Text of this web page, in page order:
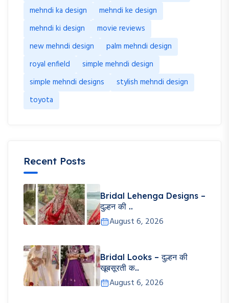
mehndi ka design
mehndi ke design
mehndi ki design
movie reviews
new mehndi design
palm mehndi design
royal enfield
simple mehndi design
simple mehndi designs
stylish mehndi design
toyota
Recent Posts
Bridal Lehenga Designs –
दुल्हन की ..
August 6, 2026
Bridal Looks – दुल्हन की
खूबसूरती क..
August 6, 2026